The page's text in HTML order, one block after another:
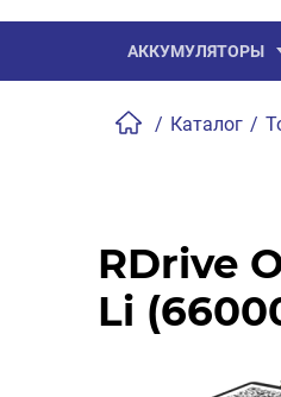
АККУМУЛЯТОРЫ
/ Каталог /
RDrive
Li